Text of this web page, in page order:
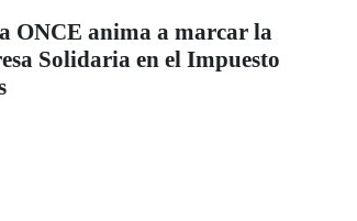
ONCE anima a marcar la
Solidaria en el Impuesto